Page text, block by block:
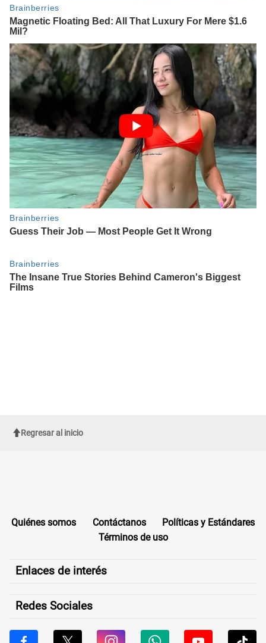
Regresar al inicio
Quiénes somos Contáctanos
Políticas y Estándares
Términos de uso
Enlaces de interés
Redes Sociales